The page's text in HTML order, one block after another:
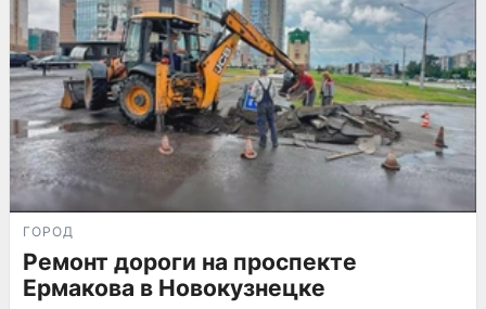
ГОРОД
Ремонт дороги на проспекте
Ермакова в Новокузнецке